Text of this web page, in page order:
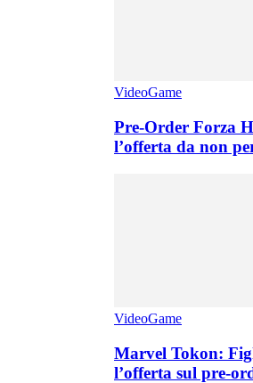
VideoGame
Pre-Order Forza
l’offerta da non
VideoGame
Marvel Tokon:
l’offerta sul pre-